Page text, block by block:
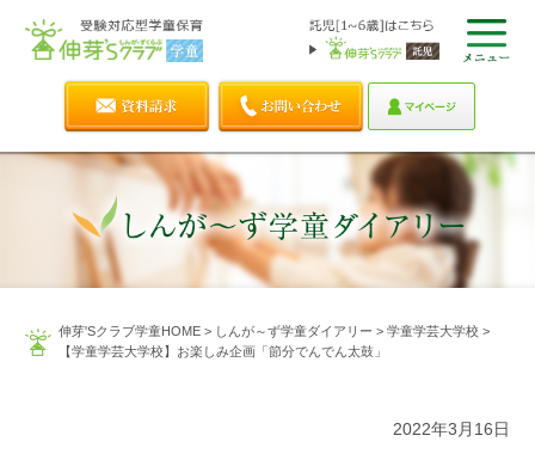
伸芽'Sクラブ学童HOME> しんが～ず学童ダイアリー > 学童学芸大学校>
【学童学芸大学校】お楽しみ企画「節分でんでん太鼓」
2022年3月16日